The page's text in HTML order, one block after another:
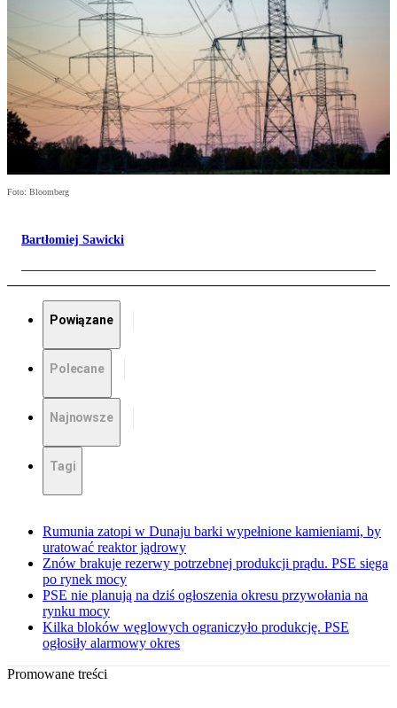
Foto: Bloomberg
Bartłomiej Sawicki
Powiązane
Polecane
Najnowsze
Tagi
Rumunia zatopi w Dunaju barki wypełnione kamieniami, by
uratować reaktor jądrowy
Znów brakuje rezerwy potrzebnej produkcji prądu. PSE sięga
po rynek mocy
PSE nie planują na dziś ogłoszenia okresu przywołania na
rynku mocy
Kilka bloków węglowych ograniczyło produkcję. PSE
ogłosiły alarmowy okres
Promowane treści